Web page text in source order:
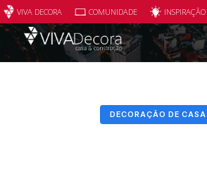
VIVA DECORA COMUNIDADE INSPIRAÇÃO
DECORAÇÃO DE CASA